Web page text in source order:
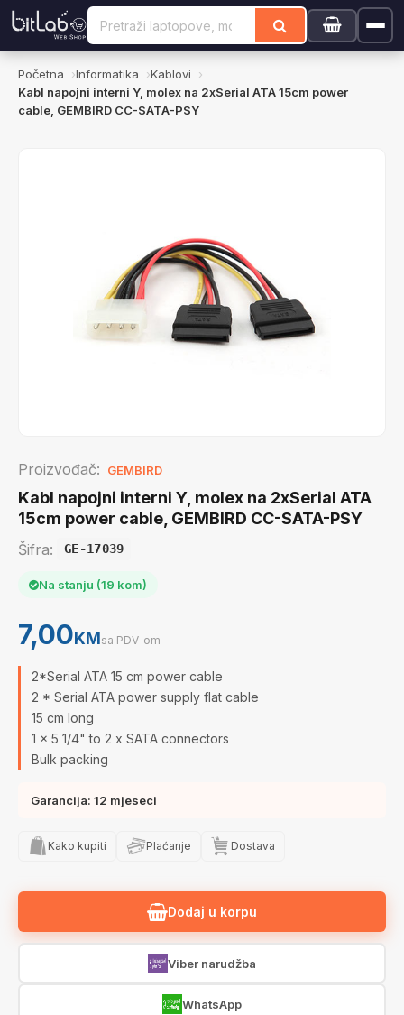
Početna Informatika
Kablovi
Kabl napojni interni Y, molex na 2xSerial ATA 15cm power
cable, GEMBIRD CC-SATA-PSY
Proizvođač: GEMBIRD
Kabl napojni interni Y, molex na 2xSerial ATA
15cm power cable, GEMBIRD CC-SATA-PSY
Šifra: GE-17039
Na stanju (19 kom)
7,00KMsa PDV-om
2*Serial ATA 15 cm power cable
2 * Serial ATA power supply flat cable
15 cm long
1 x 5 1/4" to 2 x SATA connectors
Bulk packing
Garancija: 12 mjeseci
Kako kupiti Plaćanje Dostava
Dodaj u korpu
Viber narudžba
WhatsApp